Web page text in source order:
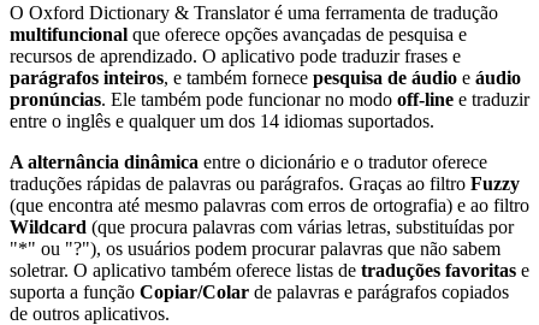
O Oxford Dictionary & Translator é uma ferramenta de tradução
multifuncional que oferece opções avançadas de pesquisa e
recursos de aprendizado. O aplicativo pode traduzir frases e
parágrafos inteiros, e também fornece pesquisa de áudio e áudio
pronúncias. Ele também pode funcionar no modo off-line e traduzir
entre o inglês e qualquer um dos 14 idiomas suportados.
A alternância dinâmica entre o dicionário e o tradutor oferece
traduções rápidas de palavras ou parágrafos. Graças ao filtro Fuzzy
(que encontra até mesmo palavras com erros de ortografia) e ao filtro
Wildcard (que procura palavras com várias letras, substituídas por
"*" ou "?"), os usuários podem procurar palavras que não sabem
soletrar. O aplicativo também oferece listas de traduções favoritas e
suporta a função Copiar/Colar de palavras e parágrafos copiados
de outros aplicativos.